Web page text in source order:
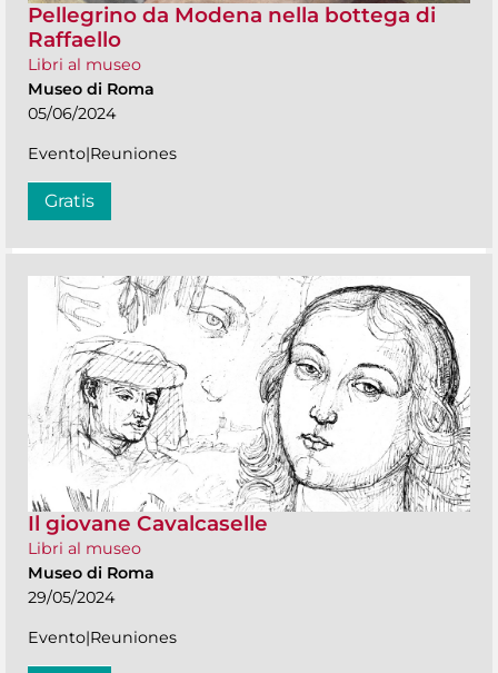
Pellegrino da Modena nella bottega di
Raffaello
Libri al museo
Museo di Roma
05/06/2024
Evento|Reuniones
Gratis
Il giovane Cavalcaselle
Libri al museo
Museo di Roma
29/05/2024
Evento|Reuniones